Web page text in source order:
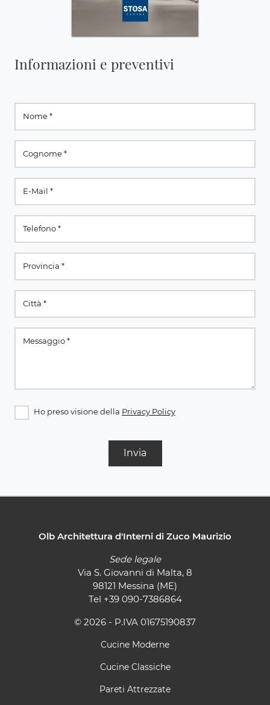
Informazioni e preventivi
Ho preso visione della Privacy Policy
Invia
Olb Architettura d'Interni di Zuco Maurizio
Sede legale
Via S. Giovanni di Malta, 8
98121 Messina (ME)
Tel +39 090-7386864
© 2026 - P.IVA 01675190837
Cucine Moderne
Cucine Classiche
Pareti Attrezzate